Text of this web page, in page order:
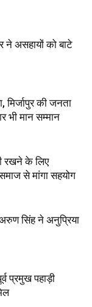
ने असहायों को बाटे
मिर्जापुर की जनता
भी मान सम्मान
रखने के लिए
से मांगा सहयोग
अरुण सिंह ने अनुप्रिया
प्रमुख पहाड़ी